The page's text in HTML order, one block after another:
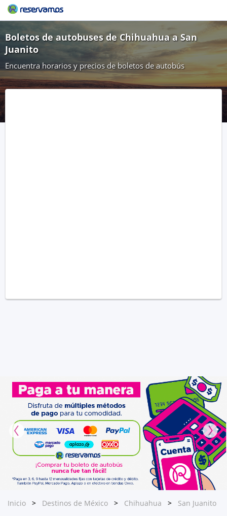
Boletos de autobuses de Chihuahua a San
Juanito
Encuentra horarios y precios de boletos de autobús
Inicio Destinos de México Chihuahua San Juanito